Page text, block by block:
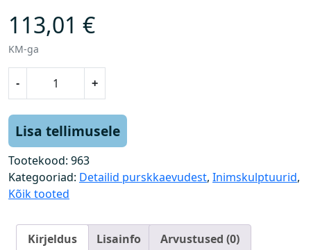
113,01 €
KM-ga
-
a
p
l
a
+
Lisa tellimusele
Tootekood: 963
Kategooriad: Detailid purskkaevudest, Inimskulptuurid,
Kõik tooted
Kirjeldus Lisainfo Arvustused (0)